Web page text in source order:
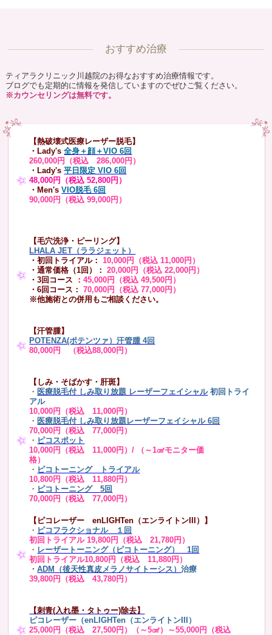
おすすめ治療
ティアラクリニック川越院のお得なおすすめ治療情報です。
ブログでも定期的に情報を発信していますのでぜひご覧ください。
※カウンセリングは無料です。
【熱破壊式医療レーザー脱毛】
・Lady's 全身＋顔＋VIO 6回
260,000円（税込 286,000円）
・Lady's平日限定 VIO 6回
48,000円（税込 52,800円）
・Men's VIO脱毛 6回
90,000円（税込 99,000円）
【毛穴洗浄・ピーリング】
LHALA JET（ララジェット）
・初回トライアル：10,000円（税込 11,000円）
・通常価格（1回）：
20,000円（税込 22,000円）
・3回コース ：45,000円（税込 49,500円）
・6回コース：
70,000円（税込 77,000円）
※他施術との併用もご相談ください。
【汗管腫】
POTENZA(ポテンツァ）汗管腫 4回
80,000円 （税込88,000円）
【しみ・そばかす・肝斑】
・ 医療脱毛付 しみ取り放題 レーザーフェイシャル 初回トライ
アル
10,000円（税込 11,000円）
・ 医療脱毛付 しみ取り放題レーザーフェイシャル 6回
70,000円（税込 77,000円）
・ ピコスポット
10,000円（税込 11,000円）/ （～1㎠モニター価
格）
・ ピコトーニング トライアル
10,800円（税込 11,880円）
・ ピコトーニング 5回
70,000円（税込 77,000円）
【ピコレーザー enLIGHTen（エンライトンIII）】
・ ピコフラクショナル １回
初回トライアル 19,800円（税込 21,780円）
・ レーザートーニング（ピコトーニング） 1回
初回トライアル10,800円（税込 11,880円）
・ADM（後天性真皮メラノサイトーシス）治療
39,800円（税込 43,780円）
【刺青(入れ墨・タトゥー)除去】
ピコレーザー（enLIGHTen（エンライトンIII）
25,000円（税込 27,500円）（～5㎠）～55,000円（税込